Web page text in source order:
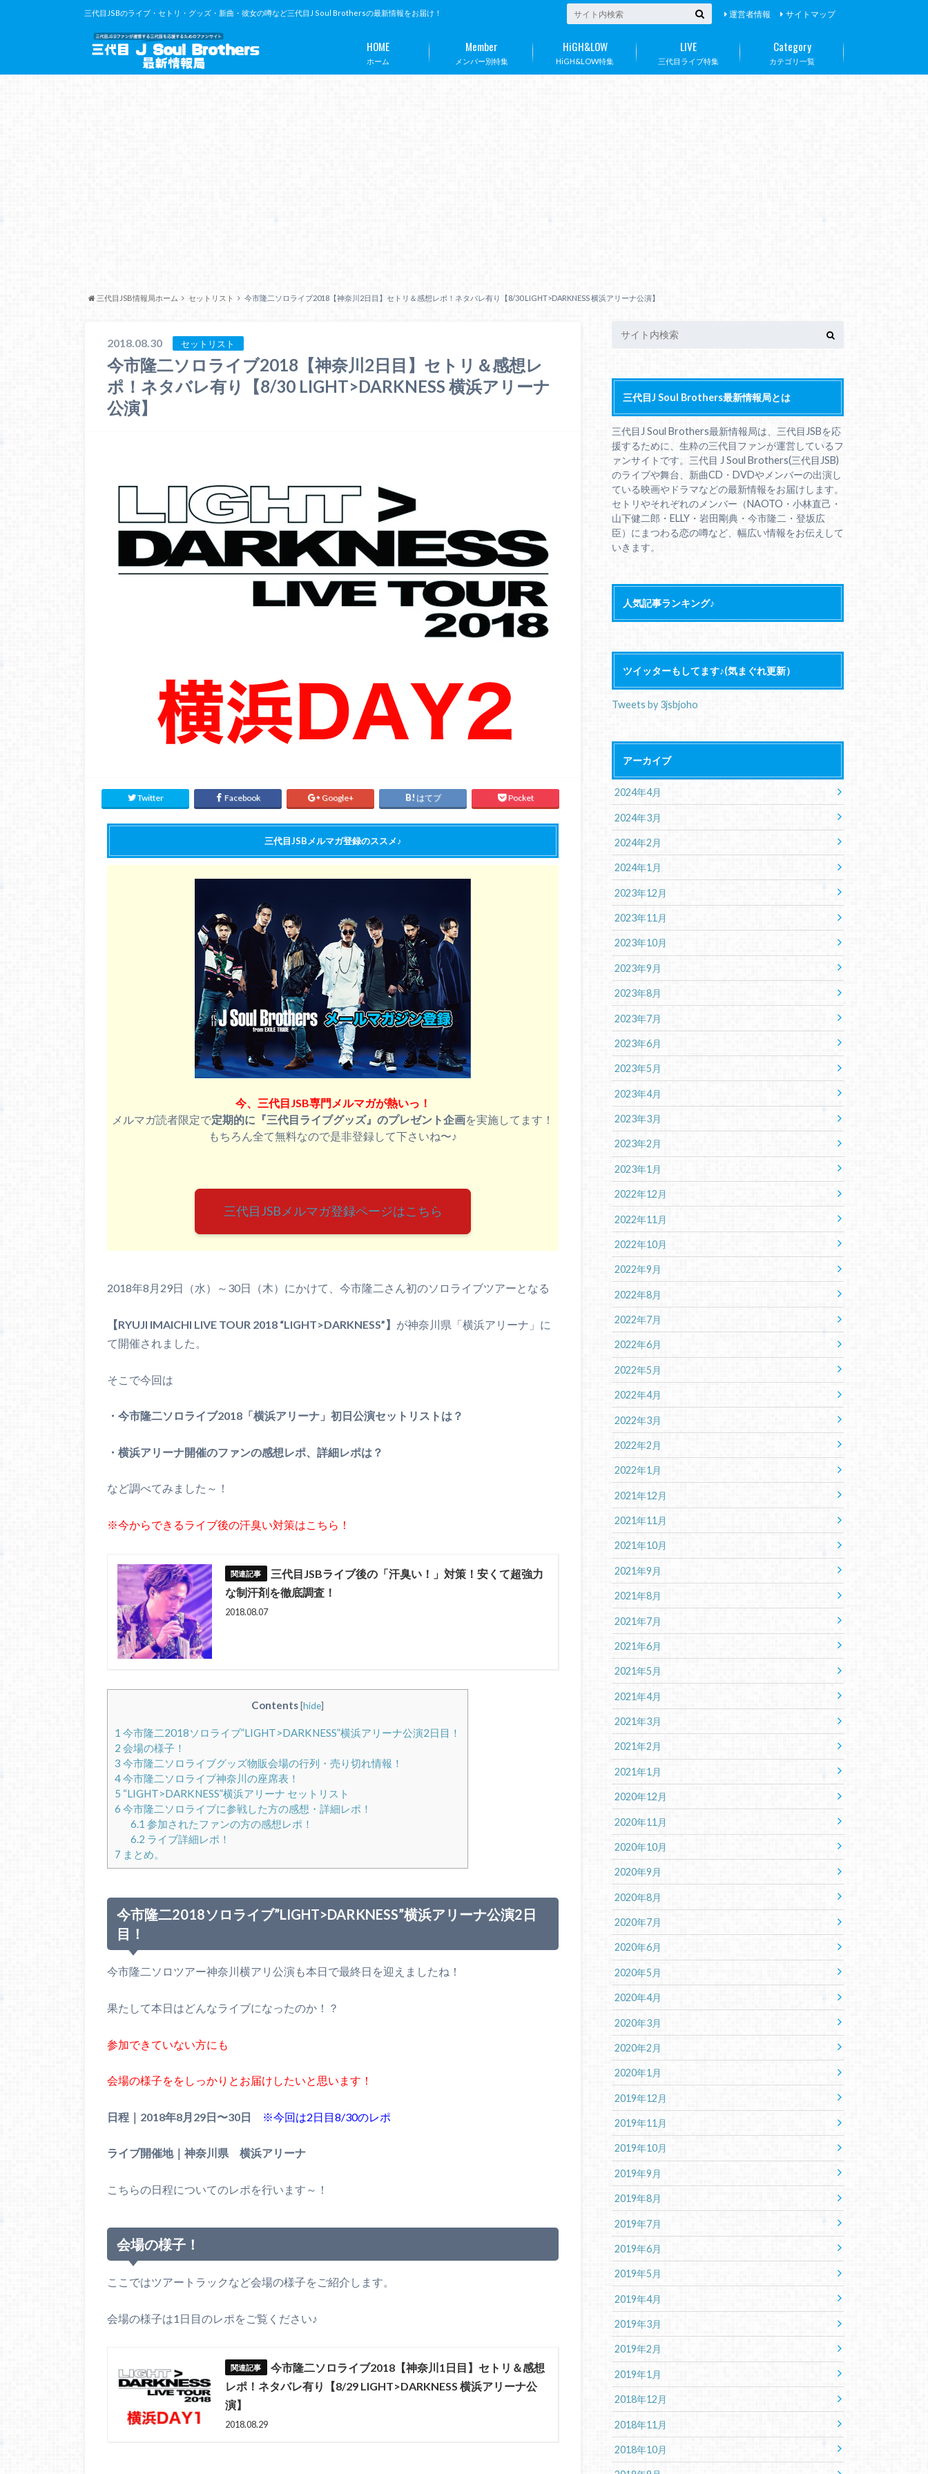
三代目JSBのライブ・セトリ・グッズ・新曲・彼女の噂など三代目J Soul Brothersの最新情報をお届け！ 運営者情報 サイトマップ
ホーム
HOME
メンバー別特集
Member
HiGH&LOW特集
HiGH&LOW
三代目ライブ特集
LIVE
カテゴリ一覧
Category
三代目JSB情報局ホーム セットリスト 今市隆二ソロライブ2018【神奈川2日目】セトリ＆感想レポ！ネタバレ有り【8/30 LIGHT>DARKNESS 横浜アリーナ公演】
2018.08.30 セットリスト
今市隆二ソロライブ2018【神奈川2日目】セトリ＆感想レ
ポ！ネタバレ有り【8/30 LIGHT>DARKNESS 横浜アリーナ
公演】
Twitter Facebook Google+ はてブ Pocket
三代目JSBメルマガ登録のススメ♪
今、三代目JSB専門メルマガが熱いっ！
メルマガ読者限定で定期的に『三代目ライブグッズ』のプレゼント企画を実施してます！
もちろん全て無料なので是非登録して下さいね〜♪
三代目JSBメルマガ登録ページはこちら
2018年8月29日（水）～30日（木）にかけて、今市隆二さん初のソロライブツアーとなる
【RYUJI IMAICHI LIVE TOUR 2018 “LIGHT>DARKNESS”】 が神奈川県「横浜アリーナ」に
て開催されました。
そこで今回は
・今市隆二ソロライブ2018「横浜アリーナ」初日公演セットリストは？
・横浜アリーナ開催のファンの感想レポ、詳細レポは？
など調べてみました～！
※今からできるライブ後の汗臭い対策はこちら！
三代目JSBライブ後の「汗臭い！」対策！安くて超強力
な制汗剤を徹底調査！
2018.08.07
Contents[hide]
1 今市隆二2018ソロライブ”LIGHT>DARKNESS”横浜アリーナ公演2日目！
2 会場の様子！
3 今市隆二ソロライブグッズ物販会場の行列・売り切れ情報！
4今市隆二ソロライブ神奈川の座席表！
5 “LIGHT>DARKNESS”横浜アリーナ セットリスト
6 今市隆二ソロライブに参戦した方の感想・詳細レポ！
6.1 参加されたファンの方の感想レポ！
6.2 ライブ詳細レポ！
7 まとめ。
今市隆二2018ソロライブ”LIGHT>DARKNESS”横浜アリーナ公演2日
目！
今市隆二ソロツアー神奈川横アリ公演も本日で最終日を迎えましたね！
果たして本日はどんなライブになったのか！？
参加できていない方にも
会場の様子ををしっかりとお届けしたいと思います！
日程｜2018年8月29日〜30日 ※今回は2日目8/30のレポ
ライブ開催地｜神奈川県 横浜アリーナ
こちらの日程についてのレポを行います～！
会場の様子！
ここではツアートラックなど会場の様子をご紹介します。
会場の様子は1日目のレポをご覧ください♪
今市隆二ソロライブ2018【神奈川1日目】セトリ＆感想
レポ！ネタバレ有り【8/29 LIGHT>DARKNESS 横浜アリーナ公
演】
2018.08.29
三代目J Soul Brothers最新情報局とは
三代目J Soul Brothers最新情報局は、三代目JSBを応
援するために、生粋の三代目ファンが運営しているフ
ァンサイトです。三代目 J Soul Brothers(三代目JSB)
のライブや舞台、新曲CD・DVDやメンバーの出演し
ている映画やドラマなどの最新情報をお届けします。
セトリやそれぞれのメンバー（NAOTO・小林直己・
山下健二郎・ELLY・岩田剛典・今市隆二・登坂広
臣）にまつわる恋の噂など、幅広い情報をお伝えして
いきます。
人気記事ランキング♪
ツイッターもしてます♪(気まぐれ更新）
Tweets by 3jsbjoho
アーカイブ
2024年4月
2024年3月
2024年2月
2024年1月
2023年12月
2023年11月
2023年10月
2023年9月
2023年8月
2023年7月
2023年6月
2023年5月
2023年4月
2023年3月
2023年2月
2023年1月
2022年12月
2022年11月
2022年10月
2022年9月
2022年8月
2022年7月
2022年6月
2022年5月
2022年4月
2022年3月
2022年2月
2022年1月
2021年12月
2021年11月
2021年10月
2021年9月
2021年8月
2021年7月
2021年6月
2021年5月
2021年4月
2021年3月
2021年2月
2021年1月
2020年12月
2020年11月
2020年10月
2020年9月
2020年8月
2020年7月
2020年6月
2020年5月
2020年4月
2020年3月
2020年2月
2020年1月
2019年12月
2019年11月
2019年10月
2019年9月
2019年8月
2019年7月
2019年6月
2019年5月
2019年4月
2019年3月
2019年2月
2019年1月
2018年12月
2018年11月
2018年10月